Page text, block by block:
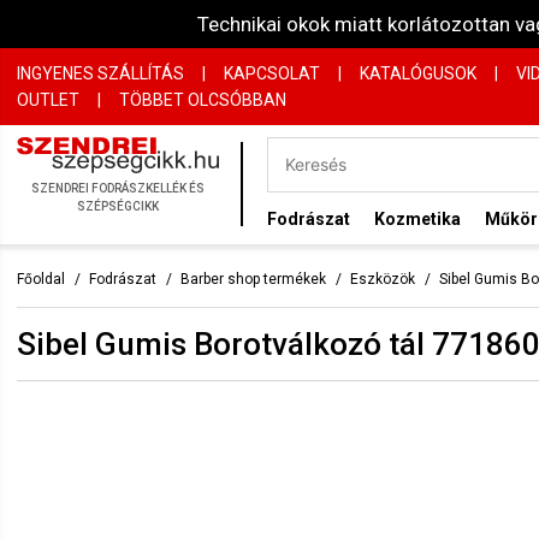
Technikai okok miatt korlátozottan
INGYENES SZÁLLÍTÁS KAPCSOLAT KATALÓGUSOK
OUTLET
| TÖBBET OLCSÓBBAN
SZENDREI FODRÁSZKELLÉK ÉS
SZÉPSÉGCIKK
Fodrászat Kozmetika
Főoldal Fodrászat Barber shop termékek Eszközök Sibel Gumis
Sibel Gumis Borotválkozó tál